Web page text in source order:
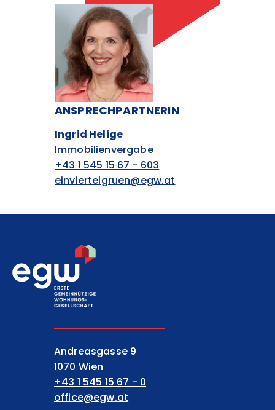
ANSPRECHPARTNERIN
Ingrid Helige
Immobilienvergabe
+43 1 545 15 67 - 603
einviertelgruen@egw.at
EGW Erste gemeinnützige
Andreasgasse 9
1070 Wien
+43 1 545 15 67 - 0
office@egw.at